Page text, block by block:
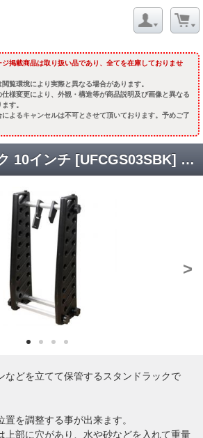
ジ掲載商品は取り扱い品であり、全てを在庫しておりませ
覧環境により実際と異なる場合があります。
仕様変更により、外観・構造等が商品説明及び画像と異なる
す。
によるキャンセルは不可とさせて頂いております。予めご了
マルチガンラック 10インチ [UFCGS03SBK] [取寄]
>
などを立てて保管するスタンドラックで
を調整する事が出来ます。
上部に穴があり、水や砂などを入れて重量